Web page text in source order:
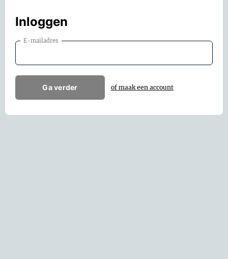
Inloggen
E-mailadres
Ga verder of maak een account